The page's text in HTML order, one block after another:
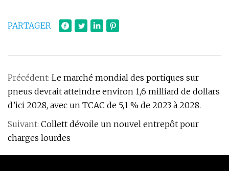
PARTAGER
Précédent: Le marché mondial des portiques sur
pneus devrait atteindre environ 1,6 milliard de dollars
d’ici 2028, avec un TCAC de 5,1 % de 2023 à 2028.
Suivant: Collett dévoile un nouvel entrepôt pour
charges lourdes